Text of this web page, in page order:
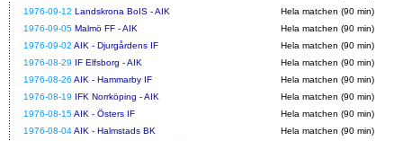
1976-09-12 Landskrona BoIS - AIK
Hela matchen (90 min)
1976-09-05 Malmö FF - AIK
Hela matchen (90 min)
1976-09-02 AIK - Djurgårdens IF
Hela matchen (90 min)
1976-08-29 IF Elfsborg - AIK
Hela matchen (90 min)
1976-08-26 AIK - Hammarby IF
Hela matchen (90 min)
1976-08-19 IFK Norrköping - AIK
Hela matchen (90 min)
1976-08-15AIK - Östers IF
Hela matchen (90 min)
1976-08-04AIK - Halmstads BK
Hela matchen (90 min)